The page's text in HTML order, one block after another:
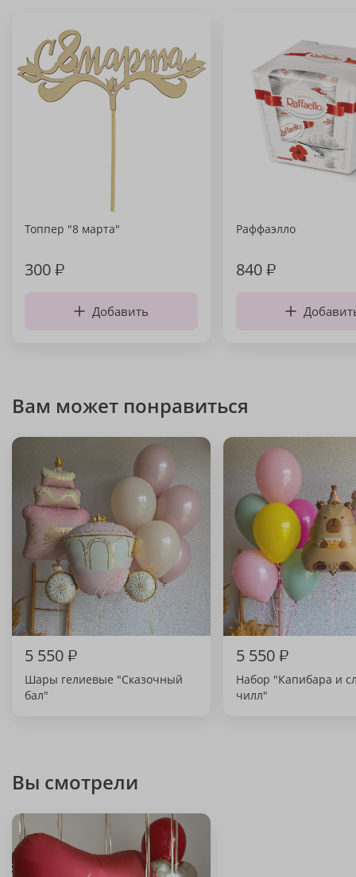
Топпер "8 марта"
300₽
Добавить
Раффаэлло
840₽
Вам может понравиться
5 550₽
Шары гелиевые "Сказочный
бал"
5 550₽
Набор "Капибара и
чилл"
Вы смотрели